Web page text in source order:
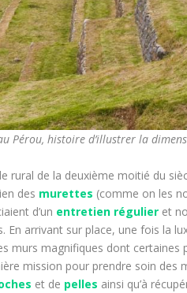
Pérou, histoire d’illustrer la
rural de la deuxième moitié du
des murettes (comme on les
d’un entretien régulier et
arrivant sur place, une fois la
murs magnifiques dont certaines
mission pour prendre soin des
et de pelles ainsi qu’à